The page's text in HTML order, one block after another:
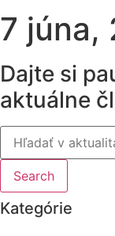
7 júna,
Dajte si
aktuálne
Search
Kategórie